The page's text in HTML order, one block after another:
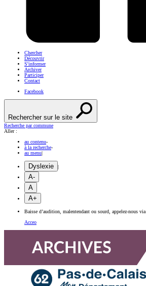
Chercher
Découvrir
S'informer
Archiver
Participer
Contact
Facebook
Rechercher sur le site
Recherche par commune
Aller :
au contenu-
à la recherche-
au menu|
Dyslexie |
A-
A
A+
Baisse d’audition, malentendant ou sourd, appelez-nous via
Acceo